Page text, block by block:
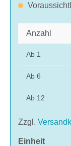
Anzahl
Ab 1
Ab 6
Ab 12
Zzgl.
Einheit